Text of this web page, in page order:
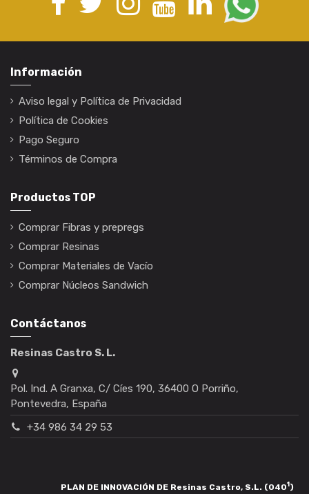
Información
Aviso legal y Política de Privacidad
Política de Cookies
Pago Seguro
Términos de Compra
Productos TOP
Comprar Fibras y prepregs
Comprar Resinas
Comprar Materiales de Vacío
Comprar Núcleos Sandwich
Contáctanos
Resinas Castro S. L.
Pol. Ind. A Granxa, C/ Cíes 190, 36400 O Porriño,
Pontevedra, España
+34 986 34 29 53
PLAN DE INNOVACIÓN DE Resinas Castro, S.L. (0401)